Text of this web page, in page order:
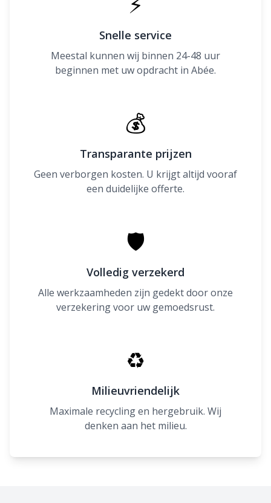
Snelle service
Meestal kunnen wij binnen 24-48 uur
beginnen met uw opdracht in Abée.
💰
Transparante prijzen
Geen verborgen kosten. U krijgt altijd vooraf
een duidelijke offerte.
🛡
Volledig verzekerd
Alle werkzaamheden zijn gedekt door onze
verzekering voor uw gemoedsrust.
♻
Milieuvriendelijk
Maximale recycling en hergebruik. Wij
denken aan het milieu.